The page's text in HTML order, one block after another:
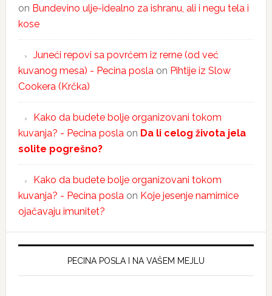
on Bundevino ulje-idealno za ishranu, ali i negu tela i
kose
Juneći repovi sa povrćem iz rerne (od već
kuvanog mesa) - Pecina posla on Pihtije iz Slow
Cookera (Krčka)
Kako da budete bolje organizovani tokom
kuvanja? - Pecina posla on Da li celog života jela
solite pogrešno?
Kako da budete bolje organizovani tokom
kuvanja? - Pecina posla on Koje jesenje namirnice
ojačavaju imunitet?
PECINA POSLA I NA VAŠEM MEJLU